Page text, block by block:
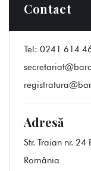
Contact
Tel: 0241 614
Adresă
Str. Traian nr.
România